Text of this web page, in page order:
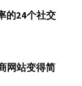
的24个社交
网站变得简